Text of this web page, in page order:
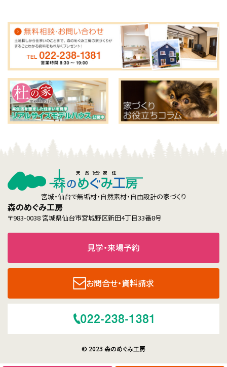
宮城・仙台で無垢材・自然素材・自由設計の家づくり
森のめぐみ工房
〒983-0038 宮城県仙台市宮城野区新田4丁目33番8号
見学・来場予約
お問合せ・資料請求
© 2023 森のめぐみ工房